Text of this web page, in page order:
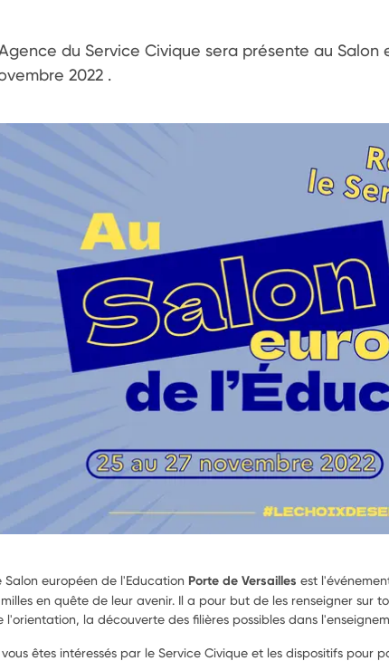
du Service Civique sera présente au
2022 .
Salon européen de l'Education Porte de Versailles est
en quête de leur avenir. Il a pour but de les renseigner sur
l'orientation, la découverte des filières possibles dans
vous êtes intéressés par le Service Civique et les dispositifs